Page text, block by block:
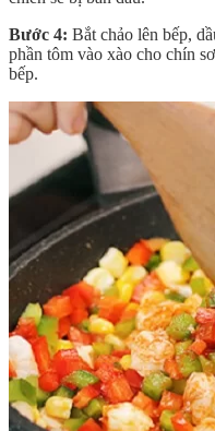
Bước 4: Bắt chảo lên bếp,
phần tôm vào xào cho chín
bếp.